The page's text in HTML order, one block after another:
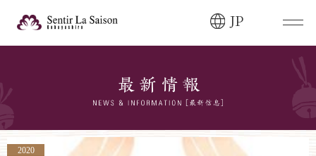
JP
0120-166-088
2020